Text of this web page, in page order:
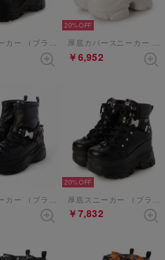
厚底スニーカー （ブラック）
20%
厚底カバースニーカー （アイボリーコンビ）
￥6,952
厚底スニーカー （ブラック）
20%
厚底スニーカー （ブラック）
￥7,832